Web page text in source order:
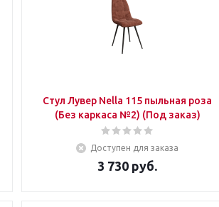
Стул Лувер Nella 115 пыльная роза
(Без каркаса №2) (Под заказ)
Доступен для заказа
3 730 руб.